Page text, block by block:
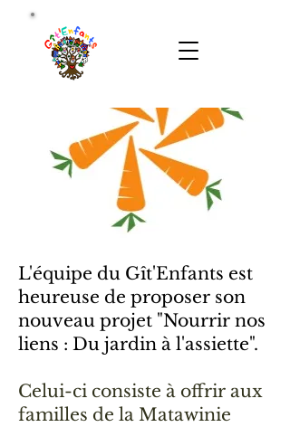
L'équipe du Gît'Enfants est
heureuse de proposer son
nouveau projet "Nourrir nos
liens : Du jardin à l'assiette".
Celui-ci consiste à offrir aux
familles de la Matawinie